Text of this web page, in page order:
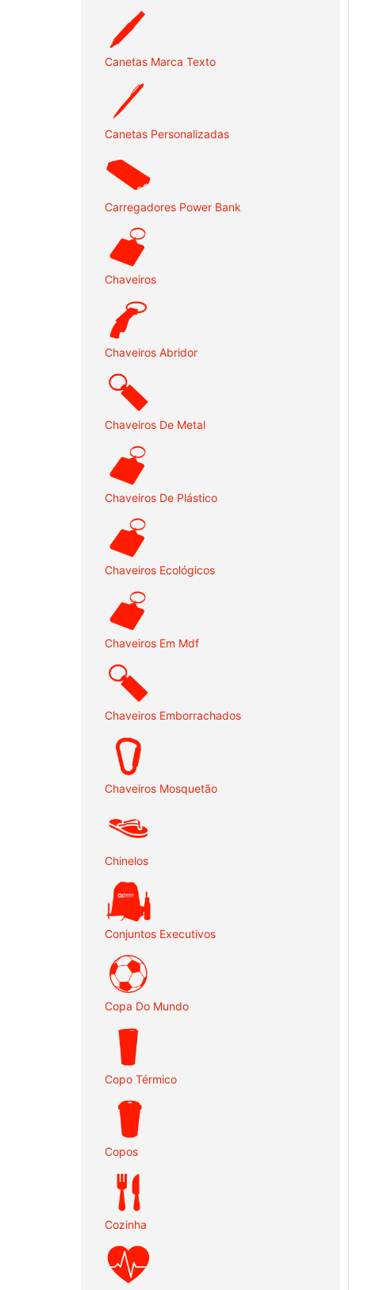
Canetas Marca Texto
Canetas Personalizadas
Carregadores Power Bank
Chaveiros
Chaveiros Abridor
Chaveiros De Metal
Chaveiros De Plástico
Chaveiros Ecológicos
Chaveiros Em Mdf
Chaveiros Emborrachados
Chaveiros Mosquetão
Chinelos
Conjuntos Executivos
Copa Do Mundo
Copo Térmico
Copos
Cozinha